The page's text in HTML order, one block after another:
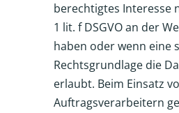
berechtigtes Interesse
1 lit. f DSGVO an der
haben oder wenn eine
Rechtsgrundlage die
erlaubt. Beim Einsatz
Auftragsverarbeitern